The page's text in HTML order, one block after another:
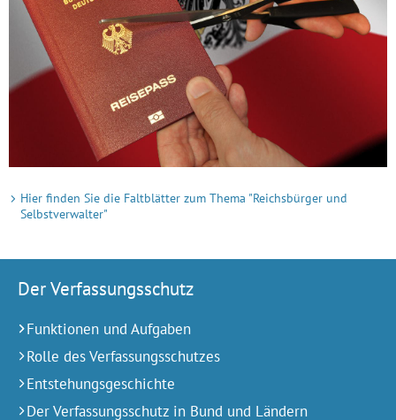
Hier finden Sie die Faltblätter zum Thema "Reichsbürger und
Selbstverwalter"
Der Verfassungsschutz
Funktionen und Aufgaben
Rolle des Verfassungsschutzes
Entstehungsgeschichte
Der Verfassungsschutz in Bund und Ländern